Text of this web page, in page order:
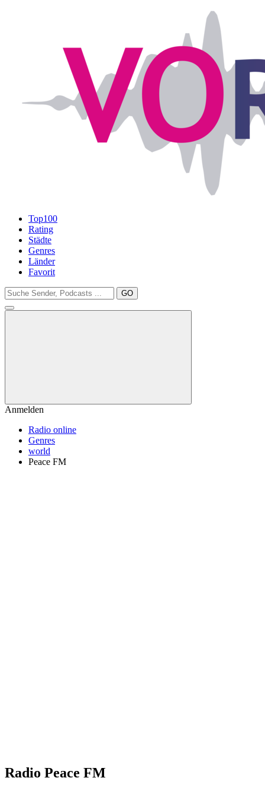
Top100
Rating
Städte
Genres
Länder
Favorit
GO
Anmelden
Radio online
Genres
world
Peace FM
Radio Peace FM